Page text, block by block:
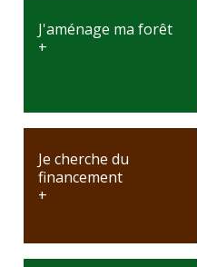
J'aménage ma forêt
+
Je cherche du
financement
+